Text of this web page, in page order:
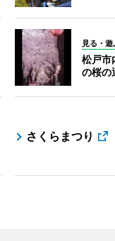
見る・遊
松戸市
の桜の
さくらまつり